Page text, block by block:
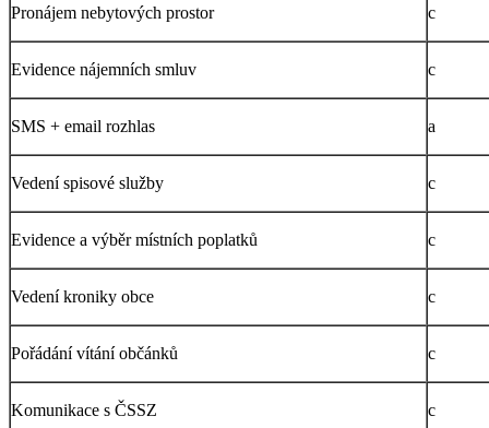
Pronájem nebytových prostor c
Evidence nájemních smluv c
SMS + email rozhlas a
Vedení spisové služby c
Evidence a výběr místních poplatků c
Vedení kroniky obce c
Pořádání vítání občánků c
Komunikace s ČSSZ c